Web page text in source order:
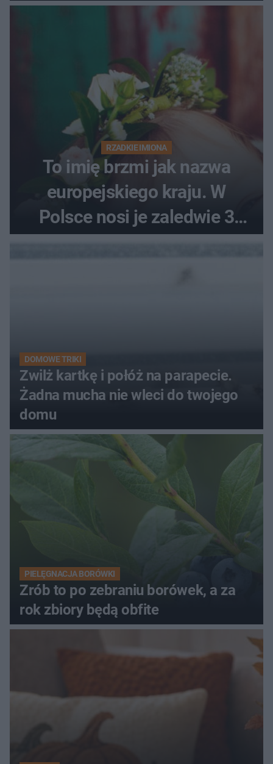
RZADKIE IMIONA
To imię brzmi jak nazwa
europejskiego kraju. W
Polsce nosi je zaledwie 3
kobiety
DOMOWE TRIKI
Zwilż kartkę i połóż na parapecie.
Żadna mucha nie wleci do twojego
domu
PIELĘGNACJA BORÓWKI
Zrób to po zebraniu borówek, a za
rok zbiory będą obfite